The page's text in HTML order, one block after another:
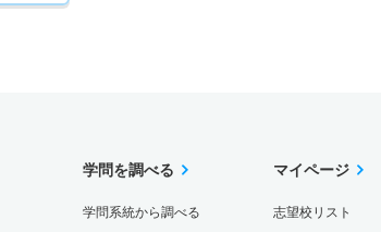
学問を調べる
学問系統から調べる
マイページ
志望校リスト